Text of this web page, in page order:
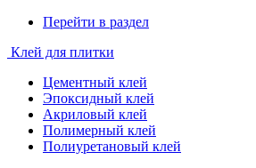
Перейти в раздел
Клей для плитки
Цементный клей
Эпоксидный клей
Акриловый клей
Полимерный клей
Полиуретановый клей